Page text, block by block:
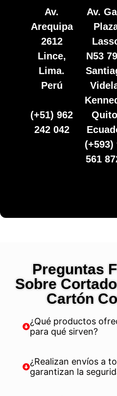
Av.
Arequipa
2612
Lince,
Lima.
Perú
(+51) 962
242 042
Av.
N53
(+593)
561
Preguntas
Sobre
Cartón
¿Qué productos
para qué sirven?
¿Realizan envíos a
garantizan la